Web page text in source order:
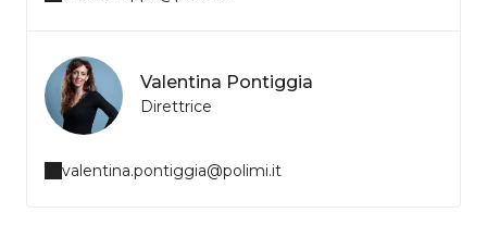
Valentina Pontiggia
Direttrice
valentina.pontiggia@polimi.it